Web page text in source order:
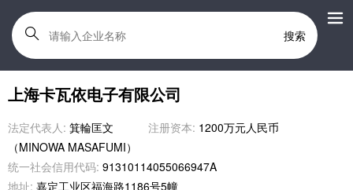
搜索
上海卡瓦依电子有限公司
法定代表人: 箕輪匡文
（MINOWA MASAFUMI）
注册资本: 1200万元人民币
统一社会信用代码: 91310114055066947A
地址: 嘉定工业区福海路1186号5幢